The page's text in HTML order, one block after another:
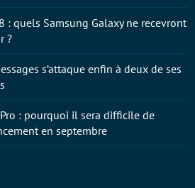
: quels Samsung Galaxy ne recevront
?
s’attaque enfin à deux de ses
: pourquoi il sera difficile de
en septembre